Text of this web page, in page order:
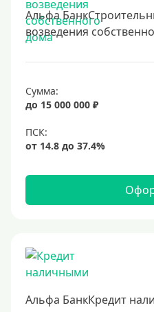
10 лет
15 лет
20 лет
30 лет
2 месяца
Низкий процент
4%
5%
Альфа
возведения
Сумма:
до 15 000 000 ₽
Альфа БанкКредит